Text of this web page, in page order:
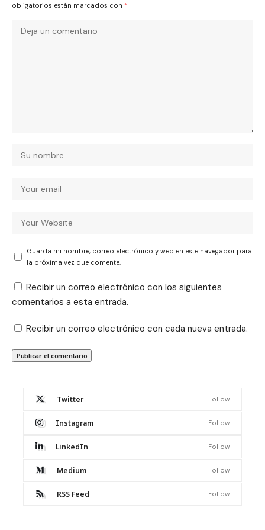
obligatorios están marcados con *
Guarda mi nombre, correo electrónico y web en este navegador para
la próxima vez que comente.
Recibir un correo electrónico con los siguientes
comentarios a esta entrada.
Recibir un correo electrónico con cada nueva entrada.
Twitter Follow
Instagram Follow
LinkedIn Follow
Medium Follow
RSS Feed Follow